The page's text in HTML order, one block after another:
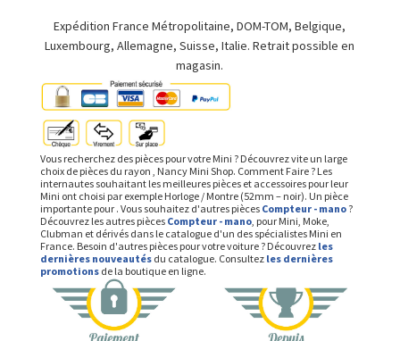
Expédition France Métropolitaine, DOM-TOM, Belgique,
Luxembourg, Allemagne, Suisse, Italie. Retrait possible en
magasin.
Vous recherchez des pièces pour votre Mini ? Découvrez vite un large
choix de pièces du rayon , Nancy Mini Shop. Comment Faire ? Les
internautes souhaitant les meilleures pièces et accessoires pour leur
Mini ont choisi par exemple Horloge / Montre (52mm – noir). Un pièce
importante pour . Vous souhaitez d'autres pièces Compteur - mano?
Découvrez les autres pièces Compteur - mano, pour Mini, Moke,
Clubman et dérivés dans le catalogue d'un des spécialistes Mini en
France. Besoin d'autres pièces pour votre voiture ? Découvrez les
dernières nouveautésdu catalogue. Consultez les dernières
promotionsde la boutique en ligne.